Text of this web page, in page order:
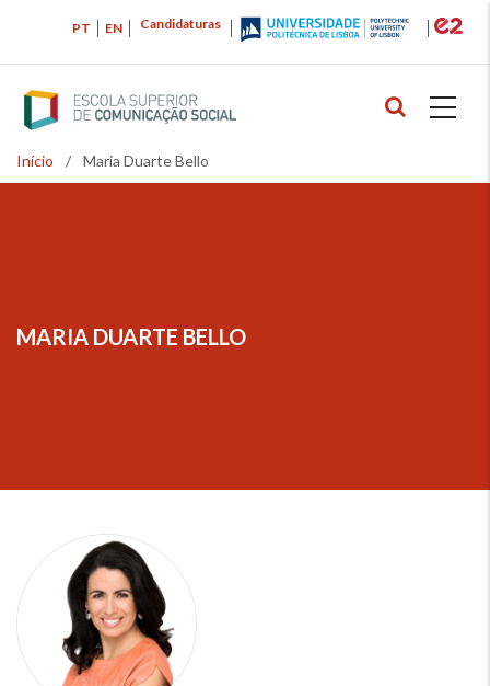
principal
Candidaturas
PT EN
Navegação
Início / Maria Duarte Bello
MARIA DUARTE BELLO